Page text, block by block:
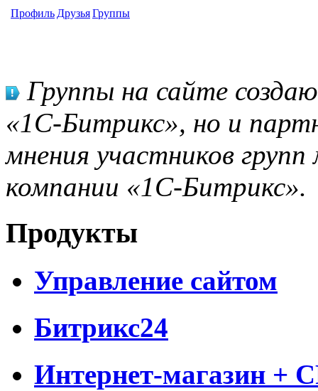
Профиль ДрузьяГруппы
Группы на сайте
«1С-Битрикс», но и
мнения участников
компании «1С-Битрикс».
Продукты
Управление сайтом
Битрикс24
Интернет-магазин +